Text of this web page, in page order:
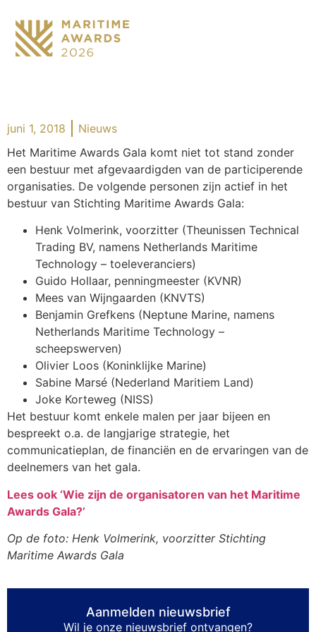
juni 1, 2018
Nieuws
Het Maritime Awards Gala komt niet tot stand zonder
een bestuur met afgevaardigden van de participerende
organisaties. De volgende personen zijn actief in het
bestuur van Stichting Maritime Awards Gala:
Henk Volmerink, voorzitter (Theunissen Technical
Trading BV, namens Netherlands Maritime
Technology – toeleveranciers)
Guido Hollaar, penningmeester (KVNR)
Mees van Wijngaarden (KNVTS)
Benjamin Grefkens (Neptune Marine, namens
Netherlands Maritime Technology –
scheepswerven)
Olivier Loos (Koninklijke Marine)
Sabine Marsé (Nederland Maritiem Land)
Joke Korteweg (NISS)
Het bestuur komt enkele malen per jaar bijeen en
bespreekt o.a. de langjarige strategie, het
communicatieplan, de financiën en de ervaringen van de
deelnemers van het gala.
Lees ook ‘Wie zijn de organisatoren van het Maritime
Awards Gala?’
Op de foto: Henk Volmerink, voorzitter Stichting
Maritime Awards Gala
Aanmelden nieuwsbrief
Wil je onze nieuwsbrief ontvangen?